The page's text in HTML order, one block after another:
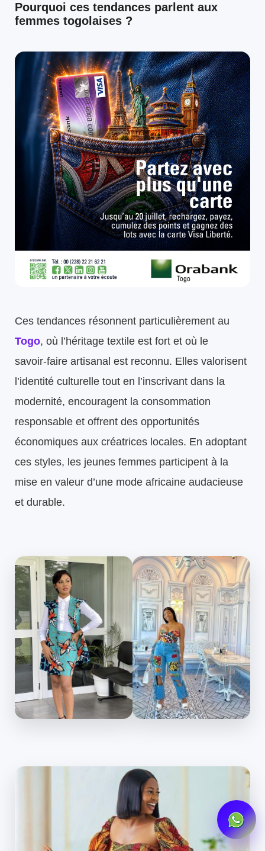
Pourquoi ces tendances parlent aux
femmes togolaises ?
Ces tendances résonnent particulièrement au
Togo, où l’héritage textile est fort et où le
savoir‑faire artisanal est reconnu. Elles valorisent
l’identité culturelle tout en l’inscrivant dans la
modernité, encouragent la consommation
responsable et offrent des opportunités
économiques aux créatrices locales. En adoptant
ces styles, les jeunes femmes participent à la
mise en valeur d’une mode africaine audacieuse
et durable.